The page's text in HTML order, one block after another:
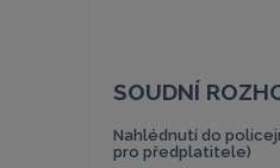
SOUDNÍ
Nahlédnutí do
pro předplatitele)